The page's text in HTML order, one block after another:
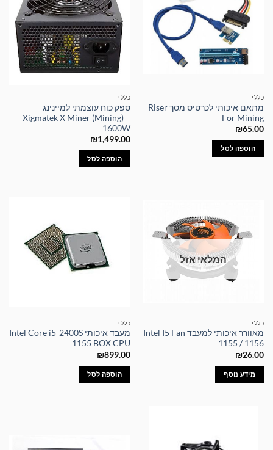
כללי
מתאם איכותי לכרטיס מסך Riser
For Mining
₪65.00
הוספה לסל
כללי
ספק כוח עוצמתי למיינינג
Xigmatek X Miner (Mining) –
1600W
₪1,499.00
הוספה לסל
המלאי אזל
כללי
מאוורר איכותי למעבד Intel I5 Fan
1155 / 1156
₪26.00
מידע נוסף
כללי
מעבד איכותי Intel Core i5-2400S
1155 BOX CPU
₪899.00
הוספה לסל